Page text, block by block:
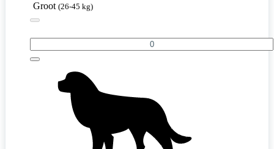
Groot (26-45 kg)